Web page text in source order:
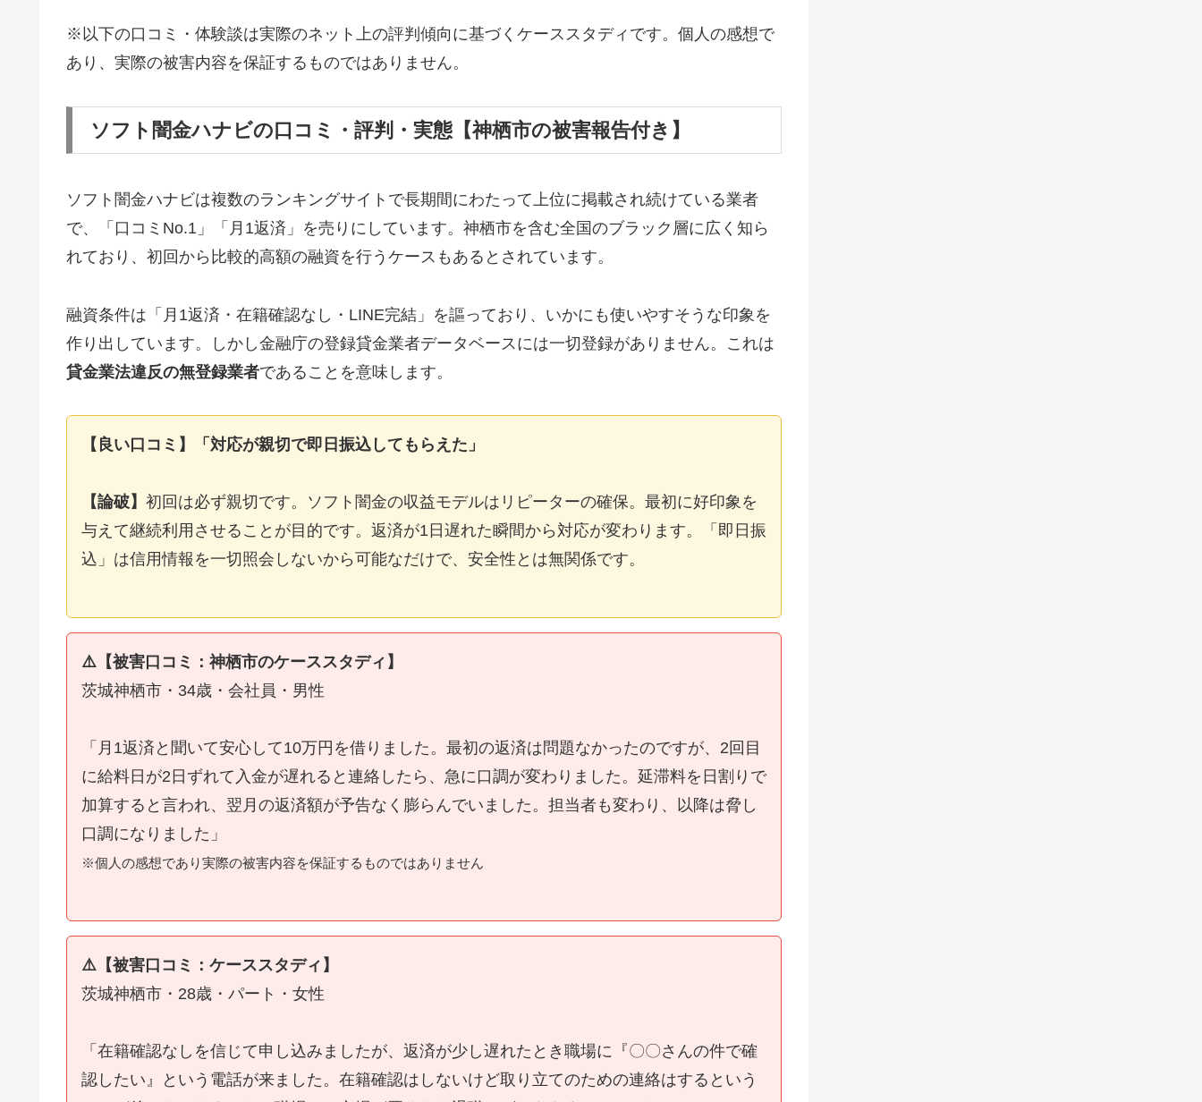
※以下の口コミ・体験談は実際のネット上の評判傾向に基づくケーススタディです。個人の感想で
あり、実際の被害内容を保証するものではありません。
ソフト闇金ハナビの口コミ・評判・実態【神栖市の被害報告付き】
ソフト闇金ハナビは複数のランキングサイトで長期間にわたって上位に掲載され続けている業者
で、「口コミNo.1」「月1返済」を売りにしています。神栖市を含む全国のブラック層に広く知ら
れており、初回から比較的高額の融資を行うケースもあるとされています。
融資条件は「月1返済・在籍確認なし・LINE完結」を謳っており、いかにも使いやすそうな印象を
作り出しています。しかし金融庁の登録貸金業者データベースには一切登録がありません。これは
貸金業法違反の無登録業者であることを意味します。
【良い口コミ】「対応が親切で即日振込してもらえた」
【論破】 初回は必ず親切です。ソフト闇金の収益モデルはリピーターの確保。最初に好印象を
与えて継続利用させることが目的です。返済が1日遅れた瞬間から対応が変わります。「即日振
込」は信用情報を一切照会しないから可能なだけで、安全性とは無関係です。
⚠️【被害口コミ：神栖市のケーススタディ】
茨城神栖市・34歳・会社員・男性
「月1返済と聞いて安心して10万円を借りました。最初の返済は問題なかったのですが、2回目
に給料日が2日ずれて入金が遅れると連絡したら、急に口調が変わりました。延滞料を日割りで
加算すると言われ、翌月の返済額が予告なく膨らんでいました。担当者も変わり、以降は脅し
口調になりました」
※個人の感想であり実際の被害内容を保証するものではありません
⚠️【被害口コミ：ケーススタディ】
茨城神栖市・28歳・パート・女性
「在籍確認なしを信じて申し込みましたが、返済が少し遅れたとき職場に『〇〇さんの件で確
認したい』という電話が来ました。在籍確認はしないけど取り立てのための連絡はするという